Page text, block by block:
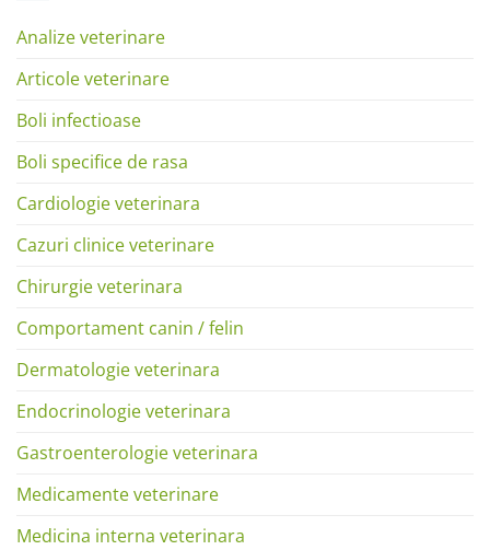
Analize veterinare
Articole veterinare
Boli infectioase
Boli specifice de rasa
Cardiologie veterinara
Cazuri clinice veterinare
Chirurgie veterinara
Comportament canin / felin
Dermatologie veterinara
Endocrinologie veterinara
Gastroenterologie veterinara
Medicamente veterinare
Medicina interna veterinara